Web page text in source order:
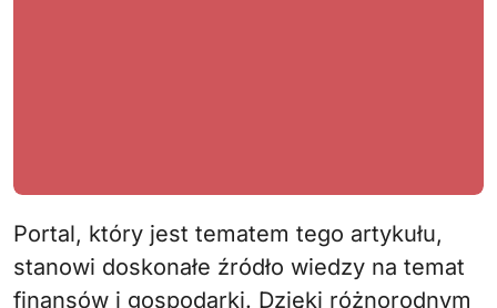
Portal, który jest tematem tego artykułu,
stanowi doskonałe źródło wiedzy na temat
finansów i gospodarki. Dzięki różnorodnym